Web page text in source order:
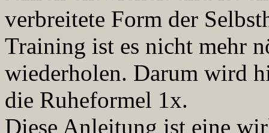
verbreitete Form der
Training ist es nicht mehr
wiederholen. Darum wird
die Ruheformel 1x.
Diese Anleitung ist eine